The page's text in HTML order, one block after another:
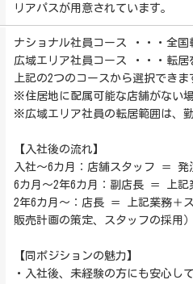
リアパスが用意されています。
ナショナル社員コース ・・・全国
広域エリア社員コース ・・・転
上記の2つのコースから選択できま
※住居地に配属可能な店舗がない
※広域エリア社員の転居範囲は、
【入社後の流れ】
入社～6カ月：店舗スタッフ ＝ 発
6カ月～2年6カ月：副店長 ＝ 上記
2年6カ月～：店長 ＝ 上記業務＋
販売計画の策定、スタッフの採用）
【同ポジションの魅力】
・入社後、未経験の方にも安心し